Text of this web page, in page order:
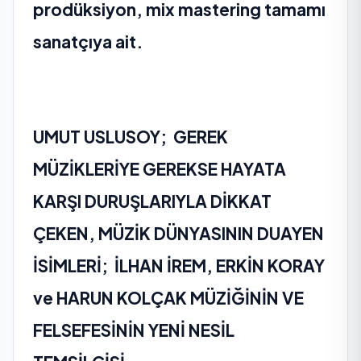
prodüksiyon, mix mastering tamamı
sanatçıya ait.
UMUT USLUSOY; GEREK
MÜZİKLERİYE GEREKSE HAYATA
KARŞI DURUŞLARIYLA DİKKAT
ÇEKEN, MÜZİK DÜNYASININ DUAYEN
İSİMLERİ; İLHAN İREM, ERKİN KORAY
ve HARUN KOLÇAK MÜZİĞİNİN VE
FELSEFESİNİN YENİ NESİL